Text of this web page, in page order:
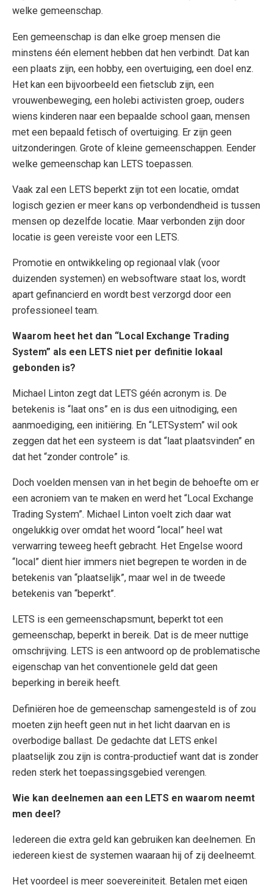
welke gemeenschap.
Een gemeenschap is dan elke groep mensen die
minstens één element hebben dat hen verbindt. Dat kan
een plaats zijn, een hobby, een overtuiging, een doel enz.
Het kan een bijvoorbeeld een fietsclub zijn, een
vrouwenbeweging, een holebi activisten groep, ouders
wiens kinderen naar een bepaalde school gaan, mensen
met een bepaald fetisch of overtuiging. Er zijn geen
uitzonderingen. Grote of kleine gemeenschappen. Eender
welke gemeenschap kan LETS toepassen.
Vaak zal een LETS beperkt zijn tot een locatie, omdat
logisch gezien er meer kans op verbondendheid is tussen
mensen op dezelfde locatie. Maar verbonden zijn door
locatie is geen vereiste voor een LETS.
Promotie en ontwikkeling op regionaal vlak (voor
duizenden systemen) en websoftware staat los, wordt
apart gefinancierd en wordt best verzorgd door een
professioneel team.
Waarom heet het dan “Local Exchange Trading
System” als een LETS niet per definitie lokaal
gebonden is?
Michael Linton zegt dat LETS géén acronym is. De
betekenis is “laat ons” en is dus een uitnodiging, een
aanmoediging, een initiëring. En “LETSystem” wil ook
zeggen dat het een systeem is dat “laat plaatsvinden” en
dat het “zonder controle” is.
Doch voelden mensen van in het begin de behoefte om er
een acroniem van te maken en werd het “Local Exchange
Trading System”. Michael Linton voelt zich daar wat
ongelukkig over omdat het woord “local” heel wat
verwarring teweeg heeft gebracht. Het Engelse woord
“local” dient hier immers niet begrepen te worden in de
betekenis van “plaatselijk”, maar wel in de tweede
betekenis van “beperkt”.
LETS is een gemeenschapsmunt, beperkt tot een
gemeenschap, beperkt in bereik. Dat is de meer nuttige
omschrijving. LETS is een antwoord op de problematische
eigenschap van het conventionele geld dat geen
beperking in bereik heeft.
Definiëren hoe de gemeenschap samengesteld is of zou
moeten zijn heeft geen nut in het licht daarvan en is
overbodige ballast. De gedachte dat LETS enkel
plaatselijk zou zijn is contra-productief want dat is zonder
reden sterk het toepassingsgebied verengen.
Wie kan deelnemen aan een LETS en waarom neemt
men deel?
Iedereen die extra geld kan gebruiken kan deelnemen. En
iedereen kiest de systemen waaraan hij of zij deelneemt.
Het voordeel is meer soevereiniteit. Betalen met eigen